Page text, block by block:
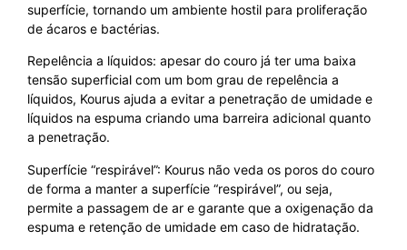
superfície, tornando um ambiente hostil para proliferação
de ácaros e bactérias.
Repelência a líquidos: apesar do couro já ter uma baixa
tensão superficial com um bom grau de repelência a
líquidos, Kourus ajuda a evitar a penetração de umidade e
líquidos na espuma criando uma barreira adicional quanto
a penetração.
Superfície “respirável”: Kourus não veda os poros do couro
de forma a manter a superfície “respirável”, ou seja,
permite a passagem de ar e garante que a oxigenação da
espuma e retenção de umidade em caso de hidratação.